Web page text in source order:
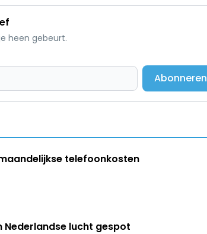
heen gebeurt.
Abonneren
telefoonkosten
Nederlandse lucht gespot